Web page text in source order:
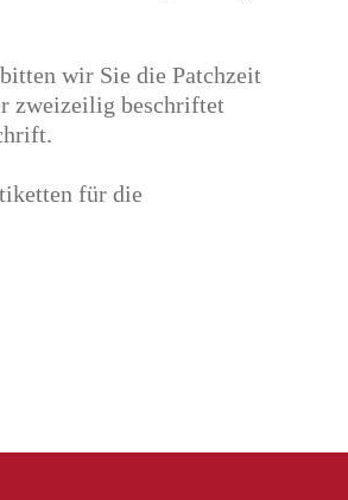
wir Sie die Patchzeit
zweizeilig beschriftet
für die